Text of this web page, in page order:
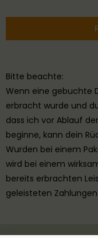
Bitte beachte:
Wenn eine gebuchte
erbracht wurde und
dass ich vor Ablauf
beginne, kann dein
Wurden bei einem
wird bei einem
bereits erbrachten
geleisteten